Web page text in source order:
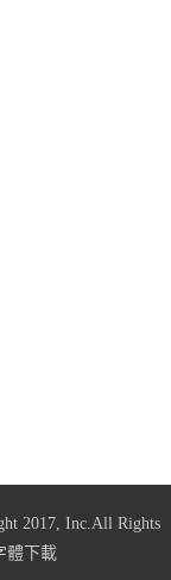
2017, Inc.All Rights
體下載